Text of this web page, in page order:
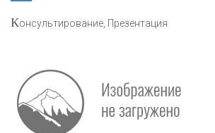
Консультирование, Презентация